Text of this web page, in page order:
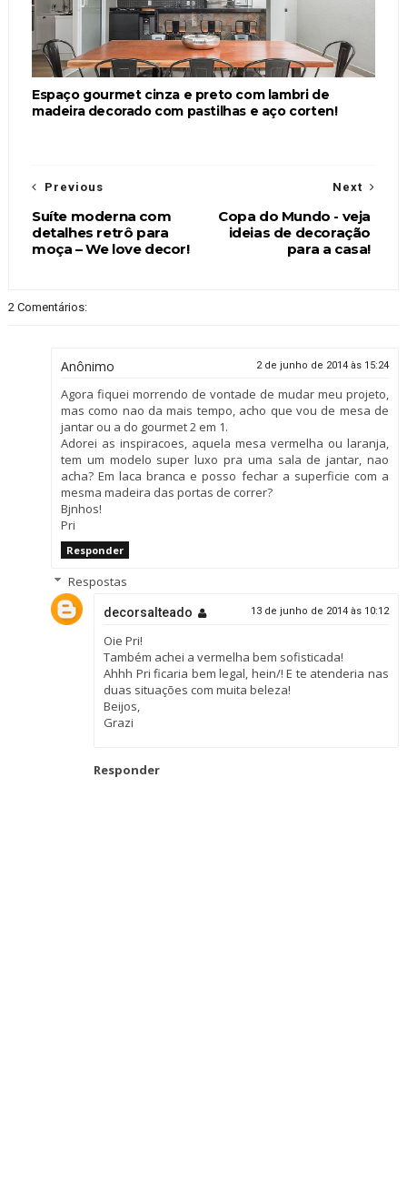
Espaço gourmet cinza e preto com lambri de
madeira decorado com pastilhas e aço corten!
Next
Copa do Mundo - veja
ideias de decoração
para a casa!
Previous
Suíte moderna com
detalhes retrô para
moça – We love decor!
2 Comentários:
Anônimo 2 de junho de 2014 às 15:24
Agora fiquei morrendo de vontade de mudar meu projeto,
mas como nao da mais tempo, acho que vou de mesa de
jantar ou a do gourmet 2 em 1.
Adorei as inspiracoes, aquela mesa vermelha ou laranja,
tem um modelo super luxo pra uma sala de jantar, nao
acha? Em laca branca e posso fechar a superficie com a
mesma madeira das portas de correr?
Bjnhos!
Pri
Responder
Respostas
decorsalteado 13 de junho de 2014 às 10:12
Oie Pri!
Também achei a vermelha bem sofisticada!
Ahhh Pri ficaria bem legal, hein/! E te atenderia nas
duas situações com muita beleza!
Beijos,
Grazi
Responder